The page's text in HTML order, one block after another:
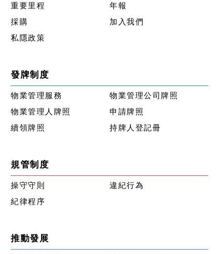
重要里程
年報
採購
加入我們
私隱政策
發牌制度
物業管理服務
物業管理公司牌照
物業管理人牌照
申請牌照
續領牌照
持牌人登記冊
規管制度
操守守則
違紀行為
紀律程序
推動發展